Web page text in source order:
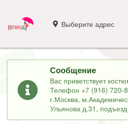
Выберите адрес
Сообщение
Вас приветствует
Телефон +7 (916) 720-
г.Москва,
Ульянова д.31,